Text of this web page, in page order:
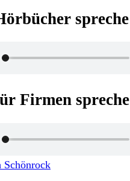
spreche
Firmen spreche